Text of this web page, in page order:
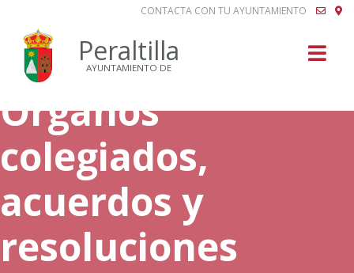
CONTACTA CON TU AYUNTAMIENTO
Peraltilla
AYUNTAMIENTO DE
Órganos
colegiados,
acuerdos y
resoluciones